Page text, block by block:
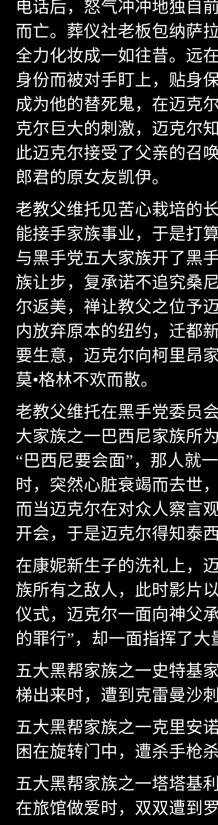
电话后，怒气冲冲地独自
而亡。葬仪社老板包纳萨
全力化妆成一如往昔。远
身份而被对手盯上，贴身
成为他的替死鬼，在迈克
克尔巨大的刺激，迈克尔
此迈克尔接受了父亲的召
郎君的原女友凯伊。
老教父维托见苦心栽培的
能接手家族事业，于是打
与黑手党五大家族开了黑
族让步，复承诺不追究桑
尔返美，禅让教父之位予
内放弃原本的纽约，迁都
要生意，迈克尔向柯里昂
莫•格林不欢而散。
老教父维托在黑手党委员
大家族之一巴西尼家族所
“巴西尼要会面”，那人就
时，突然心脏衰竭而去世
而当迈克尔在对众人察言
开会，于是迈克尔得知泰
在康妮新生子的洗礼上，
族所有之敌人，此时影片
仪式，迈克尔一面向神父
的罪行”，却一面指挥了
五大黑帮家族之一史特基
梯出来时，遭到克雷曼沙
五大黑帮家族之一克里安
困在旋转门中，遭杀手枪
五大黑帮家族之一塔塔基
在旅馆做爱时，双双遭到